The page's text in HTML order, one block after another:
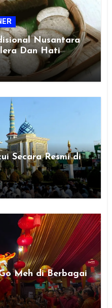
Nusantara
Dan Hati
Secara Resmi di
Meh di Berbagai